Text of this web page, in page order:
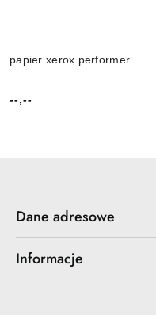
papier xerox performer
Cena:
--,--
Dane adresowe
Informacje